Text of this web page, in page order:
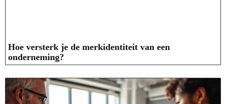
Hoe versterk je de merkidentiteit van een
onderneming?